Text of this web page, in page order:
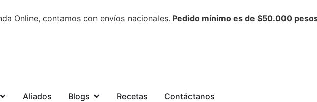
Online, contamos con envíos nacionales. Pedido mínimo es de $50.000
Aliados Blogs Recetas Contáctanos